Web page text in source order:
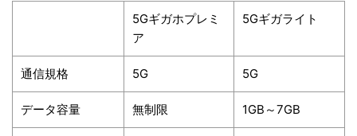
5Gギガホプレミ
ア
5Gギガライト
通信規格 5G 5G
データ容量 無制限 1GB～7GB